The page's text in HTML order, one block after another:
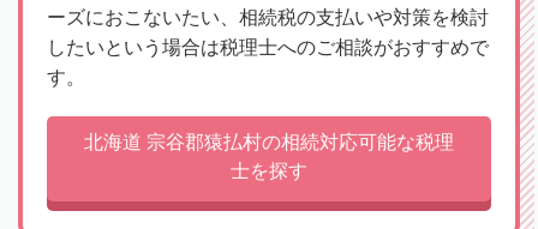
ーズにおこないたい、相続税の支払いや対策を検討
したいという場合は税理士へのご相談がおすすめで
す。
北海道 宗谷郡猿払村の相続対応可能な税理
士を探す